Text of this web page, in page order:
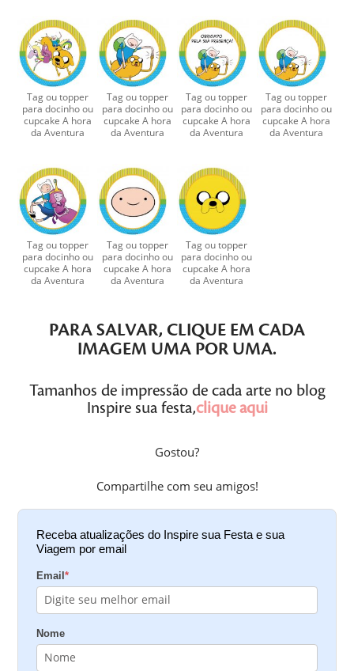
Tag ou topper
para docinho ou
cupcake A hora
da Aventura
Tag ou topper
para docinho ou
cupcake A hora
da Aventura
Tag ou topper
para docinho ou
cupcake A hora
da Aventura
Tag ou topper
para docinho ou
cupcake A hora
da Aventura
Tag ou topper
para docinho ou
cupcake A hora
da Aventura
Tag ou topper
para docinho ou
cupcake A hora
da Aventura
Tag ou topper
para docinho ou
cupcake A hora
da Aventura
PARA SALVAR, CLIQUE EM CADA
IMAGEM UMA POR UMA.
Tamanhos de impressão de cada arte no blog
Inspire sua festa,clique aqui
Gostou?
Compartilhe com seu amigos!
Receba atualizações do Inspire sua Festa e sua
Viagem por email
Email*
Nome